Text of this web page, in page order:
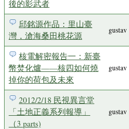
後的影武者
邱銘源作品：里山臺
灣，滄海桑田桃花源
gustav
核電解密報告一：新臺
幣焚化爐——核四如何燒
掉你的荷包及未來
gustav
2012/2/18 民視異言堂
「土地正義系列報導」
（3 parts)
gustav